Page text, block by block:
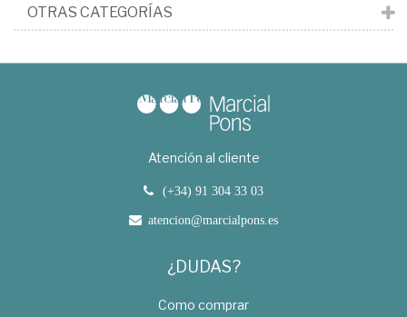
OTRAS CATEGORÍAS
Atención al cliente
(+34) 91 304 33 03
atencion@marcialpons.es
¿DUDAS?
Como comprar